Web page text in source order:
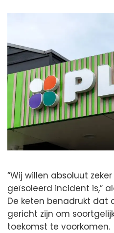
“Wij willen absoluut
geïsoleerd incident is,”
De keten benadrukt dat
gericht zijn om
toekomst te voorkomen.